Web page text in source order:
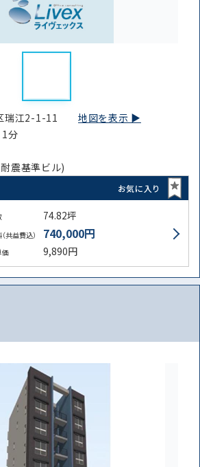
区瑞江2-1-11地図を表示 ▶︎
分
震基準ビル)
お気に入り
74.82坪
共益費込） 740,000円
価 9,890円